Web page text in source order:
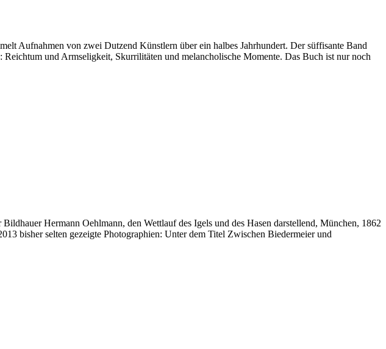
Aufnahmen von zwei Dutzend Künstlern über ein halbes Jahrhundert. Der süffisante Band
Reichtum und Armseligkeit, Skurrilitäten und melancholische Momente. Das Buch ist nur noch
Hermann Oehlmann, den Wettlauf des Igels und des Hasen darstellend, München, 1862
bisher selten gezeigte Photographien: Unter dem Titel Zwischen Biedermeier und